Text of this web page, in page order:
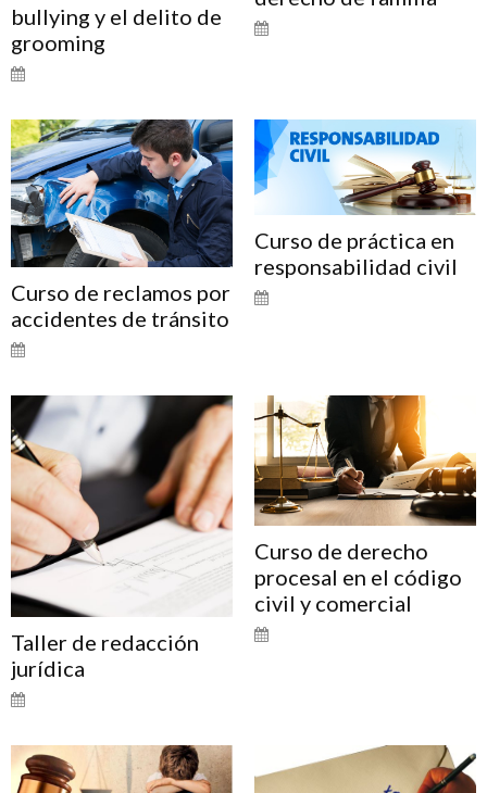
bullying y el delito de
grooming
Curso de reclamos por
accidentes de tránsito
Curso de práctica en
responsabilidad civil
Taller de redacción
jurídica
Curso de derecho
procesal en el código
civil y comercial